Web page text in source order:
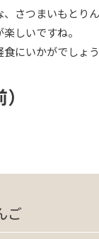
さつまいもとり
しいですね。
にいかがでしょう
ご